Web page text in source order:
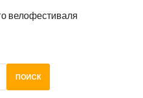
велофестиваля
ПОИСК